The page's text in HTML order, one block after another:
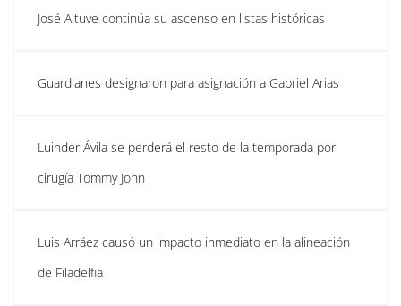
José Altuve continúa su ascenso en listas históricas
Guardianes designaron para asignación a Gabriel Arias
Luinder Ávila se perderá el resto de la temporada por
cirugía Tommy John
Luis Arráez causó un impacto inmediato en la alineación
de Filadelfia